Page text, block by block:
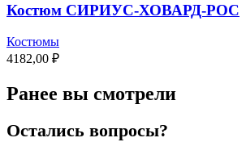
Костюм СИРИУС-ХОВАРД-РОС
Костюмы
4182,00 ₽
Ранее вы смотрели
Остались вопросы?